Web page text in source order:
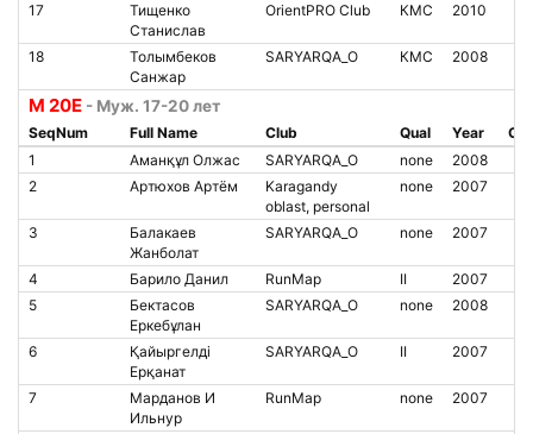
17
Тищенко
Станислав
OrientPRO Club КМС 2010
18
Толымбеков
Санжар
SARYARQA_O КМС 2008
М 20Е - Муж. 17-20 лет
SeqNum Full Name Club Qual Year
1
Аманқұл Олжас SARYARQA_O none
2008
2
Артюхов Артём
Karagandy
oblast, personal
none 2007
3
Балакаев
Жанболат
SARYARQA_O none 2007
4 Барило Данил RunMap II
2007
5
Бектасов
Еркебұлан
SARYARQA_O none 2008
6
Қайыргелді
Ерқанат
SARYARQA_O II 2007
7
Марданов И
Ильнур
RunMap none 2007